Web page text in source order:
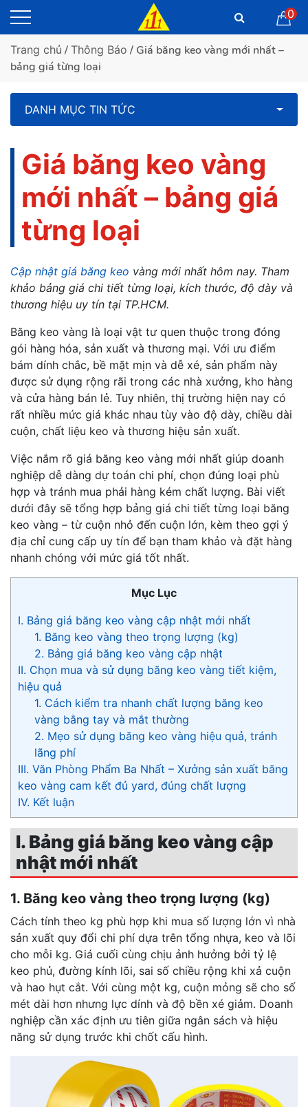
0
Trang chủ / Thông Báo / Giá băng keo vàng mới nhất –
bảng giá từng loại
DANH MỤC TIN TỨC
Giá băng keo vàng
mới nhất – bảng giá
từng loại
Cập nhật giá băng keo vàng mới nhất hôm nay. Tham
khảo bảng giá chi tiết từng loại, kích thước, độ dày và
thương hiệu uy tín tại TP.HCM.
Băng keo vàng là loại vật tư quen thuộc trong đóng
gói hàng hóa, sản xuất và thương mại. Với ưu điểm
bám dính chắc, bề mặt mịn và dễ xé, sản phẩm này
được sử dụng rộng rãi trong các nhà xưởng, kho hàng
và cửa hàng bán lẻ. Tuy nhiên, thị trường hiện nay có
rất nhiều mức giá khác nhau tùy vào độ dày, chiều dài
cuộn, chất liệu keo và thương hiệu sản xuất.
Việc nắm rõ giá băng keo vàng mới nhất giúp doanh
nghiệp dễ dàng dự toán chi phí, chọn đúng loại phù
hợp và tránh mua phải hàng kém chất lượng. Bài viết
dưới đây sẽ tổng hợp bảng giá chi tiết từng loại băng
keo vàng – từ cuộn nhỏ đến cuộn lớn, kèm theo gợi ý
địa chỉ cung cấp uy tín để bạn tham khảo và đặt hàng
nhanh chóng với mức giá tốt nhất.
Mục Lục
I. Bảng giá băng keo vàng cập nhật mới nhất
1. Băng keo vàng theo trọng lượng (kg)
2. Bảng giá băng keo vàng cập nhật
II. Chọn mua và sử dụng băng keo vàng tiết kiệm,
hiệu quả
1. Cách kiểm tra nhanh chất lượng băng keo
vàng bằng tay và mắt thường
2. Mẹo sử dụng băng keo vàng hiệu quả, tránh
lãng phí
III. Văn Phòng Phẩm Ba Nhất – Xưởng sản xuất băng
keo vàng cam kết đủ yard, đúng chất lượng
IV. Kết luận
I. Bảng giá băng keo vàng cập
nhật mới nhất
1. Băng keo vàng theo trọng lượng (kg)
Cách tính theo kg phù hợp khi mua số lượng lớn vì nhà
sản xuất quy đổi chi phí dựa trên tổng nhựa, keo và lõi
cho mỗi kg. Giá cuối cùng chịu ảnh hưởng bởi tỷ lệ
keo phủ, đường kính lõi, sai số chiều rộng khi xả cuộn
và hao hụt cắt. Với cùng một kg, cuộn mỏng sẽ cho số
mét dài hơn nhưng lực dính và độ bền xé giảm. Doanh
nghiệp cần xác định ưu tiên giữa ngân sách và hiệu
năng sử dụng trước khi chốt cấu hình.